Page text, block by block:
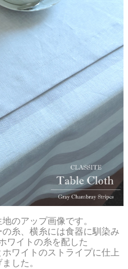
のアップ画像です。
糸、横糸には食器に馴染み
ワイトの糸を配した
ワイトのストライプに仕上
ました。